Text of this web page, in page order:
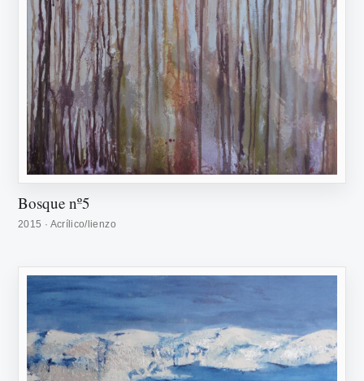
Bosque nº5
2015 · Acrílico/lienzo